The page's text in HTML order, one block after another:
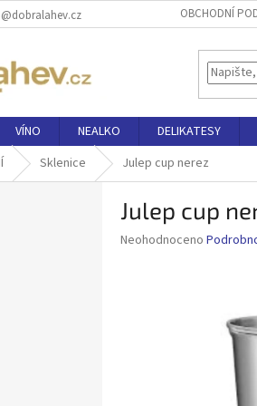
OBCHODNÍ
VÍNO NEALKO DELIKATESY
Sklenice Julep cup nerez
Julep cup
Průměrné
Neohodnoceno